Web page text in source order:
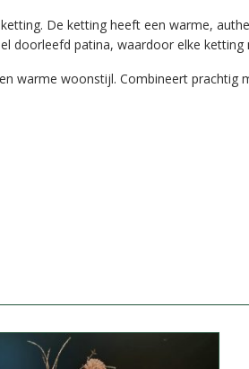
De ketting heeft een warme,
doorleefd patina, waardoor elke ketting
en warme woonstijl. Combineert prachtig